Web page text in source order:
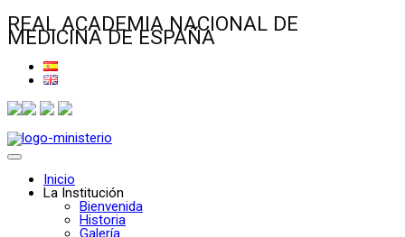
REAL ACADEMIA NACIONAL DE
MEDICINA DE ESPAÑA
Inicio
La Institución
Bienvenida
Historia
Galería